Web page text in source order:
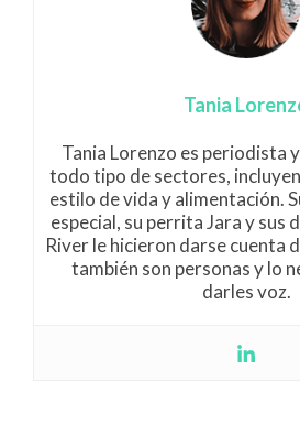
Tania
Tania Lorenzo es periodista
todo tipo de sectores,
estilo de vida y alimentación.
especial, su perrita Jara y sus
River le hicieron darse cuenta
también son personas y lo
darles voz.